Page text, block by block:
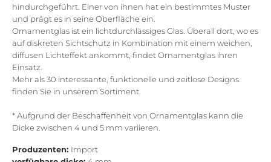
hindurchgeführt. Einer von ihnen hat ein bestimmtes Muster
und prägt es in seine Oberfläche ein.
Ornamentglas ist ein lichtdurchlässiges Glas. Überall dort, wo es
auf diskreten Sichtschutz in Kombination mit einem weichen,
diffusen Lichteffekt ankommt, findet Ornamentglas ihren
Einsatz.
Mehr als 30 interessante, funktionelle und zeitlose Designs
finden Sie in unserem Sortiment.
* Aufgrund der Beschaffenheit von Ornamentglas kann die
Dicke zwischen 4 und 5 mm variieren.
Produzenten: Import